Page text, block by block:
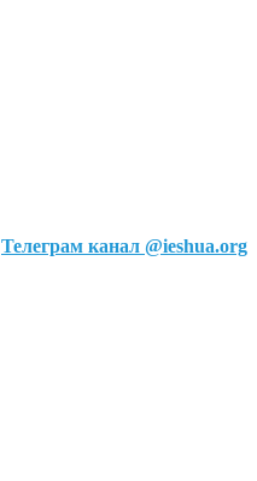
Телеграм канал @ieshua.org